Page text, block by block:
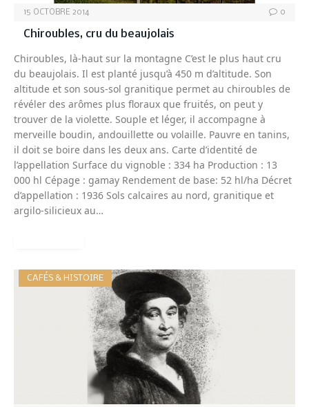
15 OCTOBRE 2014 0
Chiroubles, cru du beaujolais
Chiroubles, là-haut sur la montagne C’est le plus haut cru
du beaujolais. Il est planté jusqu’à 450 m d’altitude. Son
altitude et son sous-sol granitique permet au chiroubles de
révéler des arômes plus floraux que fruités, on peut y
trouver de la violette. Souple et léger, il accompagne à
merveille boudin, andouillette ou volaille. Pauvre en tanins,
il doit se boire dans les deux ans. Carte d’identité de
l’appellation Surface du vignoble : 334 ha Production : 13
000 hl Cépage : gamay Rendement de base: 52 hl/ha Décret
d’appellation : 1936 Sols calcaires au nord, granitique et
argilo-silicieux au…
CAFÉS & HISTOIRE